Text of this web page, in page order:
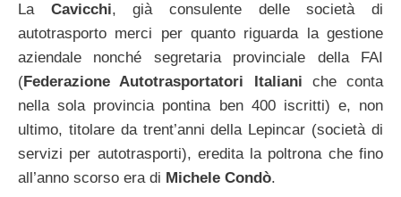
La Cavicchi, già consulente delle società di
autotrasporto merci per quanto riguarda la gestione
aziendale nonché segretaria provinciale della FAI
(Federazione Autotrasportatori Italiani che conta
nella sola provincia pontina ben 400 iscritti) e, non
ultimo, titolare da trent’anni della Lepincar (società di
servizi per autotrasporti), eredita la poltrona che fino
all’anno scorso era di Michele Condò.